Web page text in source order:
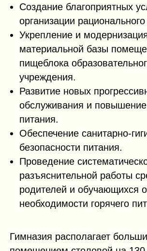
Создание благоприятных
организации
Укрепление и
материальной базы
пищеблока
учреждения.
Развитие новых
обслуживания и повышение
питания.
Обеспечение санитарно-
безопасности питания.
Проведение
разъяснительной работы
родителей и обучающихся о
необходимости горячего
Гимназия располагает